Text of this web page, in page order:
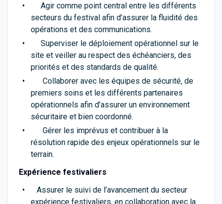
Agir comme point central entre les différents
secteurs du festival afin d’assurer la fluidité des
opérations et des communications.
Superviser le déploiement opérationnel sur le
site et veiller au respect des échéanciers, des
priorités et des standards de qualité.
Collaborer avec les équipes de sécurité, de
premiers soins et les différents partenaires
opérationnels afin d’assurer un environnement
sécuritaire et bien coordonné.
Gérer les imprévus et contribuer à la
résolution rapide des enjeux opérationnels sur le
terrain.
Expérience festivaliers
Assurer le suivi de l’avancement du secteur
expérience festivaliers, en collaboration avec la